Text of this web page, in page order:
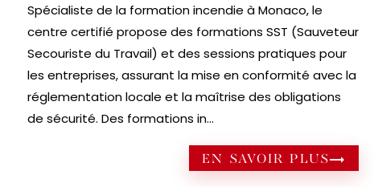
Spécialiste de la formation incendie à Monaco, le
centre certifié propose des formations SST (Sauveteur
Secouriste du Travail) et des sessions pratiques pour
les entreprises, assurant la mise en conformité avec la
réglementation locale et la maîtrise des obligations
de sécurité. Des formations in...
EN SAVOIR PLUS